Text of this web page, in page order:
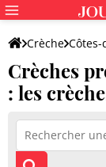
Crèche
Crèches
: les